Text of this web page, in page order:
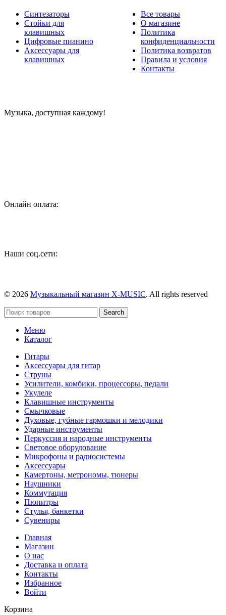
Синтезаторы
Стойки для
клавишных
Цифровые пианино
Аксессуары для
клавишных
Все товары
О магазине
Политика
конфиденциальности
Политика возвратов
Правила и условия
Контакты
Музыка, доступная каждому!
Онлайн оплата:
Наши соц.сети:
© 2026 Музыкальный магазин X-MUSIC. All rights reserved
Search
Меню
Каталог
Гитары
Аксессуары для гитар
Струны
Усилители, комбики, процессоры, педали
Укулеле
Клавишные инструменты
Смычковые
Духовые, губные гармошки и мелодики
Ударные инструменты
Перкуссия и народные инструменты
Световое оборудование
Микрофоны и радиосистемы
Аксессуары
Камертоны, метрономы, тюнеры
Наушники
Коммутация
Пюпитры
Стулья, банкетки
Сувениры
Главная
Магазин
О нас
Доставка и оплата
Контакты
Избранное
Войти
Корзина